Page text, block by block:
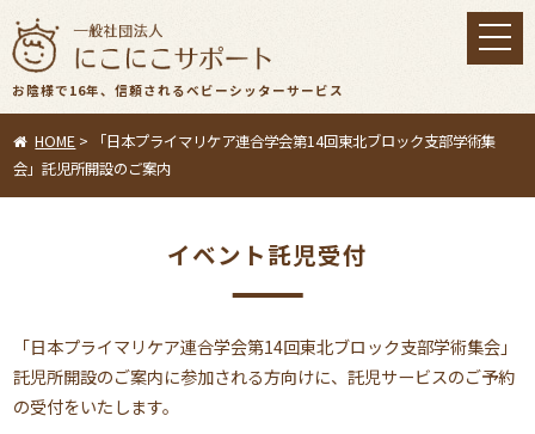
お陰様で16年、信頼されるベビーシッターサービス
toggle
HOME >
「日本プライマリケア連合学会第14回東北ブロック支部学術集
会」託児所開設のご案内
イベント託児受付
「日本プライマリケア連合学会第14回東北ブロック支部学術集会」
託児所開設のご案内に参加される方向けに、託児サービスのご予約
の受付をいたします。